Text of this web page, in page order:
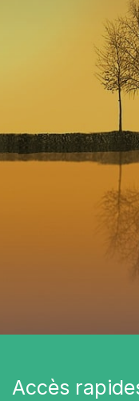
Accès